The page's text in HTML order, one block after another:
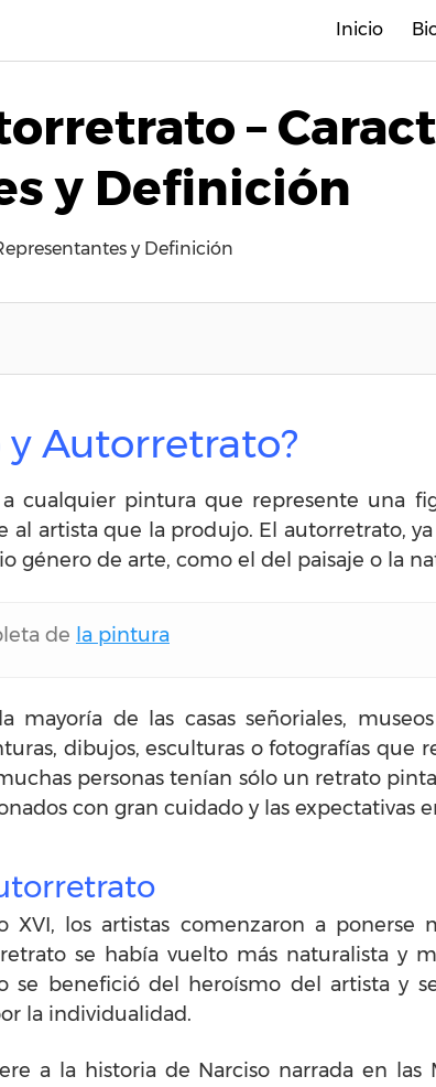
Inicio
–
y Definición
y Definición
y Autorretrato?
cualquier pintura que represente una
artista que la produjo. El autorretrato,
género de arte, como el del paisaje o la
de la pintura
mayoría de las casas señoriales,
dibujos, esculturas o fotografías
personas tenían sólo un retrato
con gran cuidado y las expectativas
los artistas comenzaron a ponerse
se había vuelto más naturalista y
se benefició del heroísmo del artista y
la individualidad.
a la historia de Narciso narrada en